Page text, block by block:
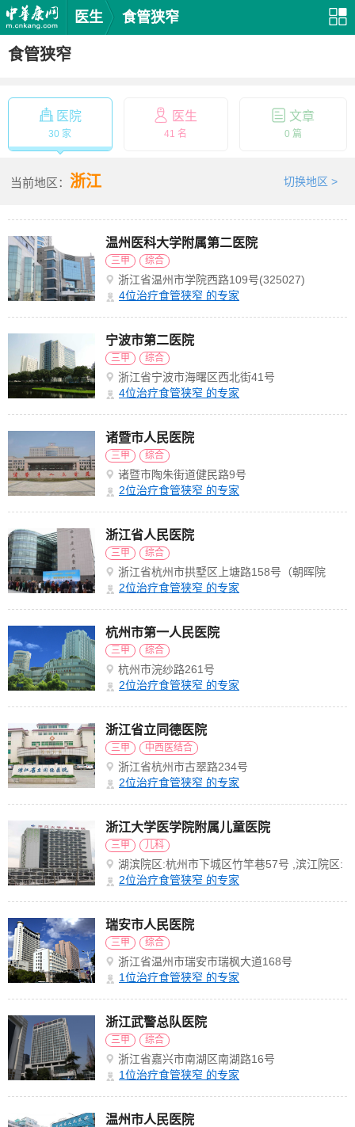
医生 食管狭窄
食管狭窄
医院
30 家
医生
41 名
文章
0 篇
当前地区： 浙江 切换地区 >
温州医科大学附属第二医院
三甲 综合
浙江省温州市学院西路109号(325027)
4位治疗食管狭窄 的专家
宁波市第二医院
三甲 综合
浙江省宁波市海曙区西北街41号
4位治疗食管狭窄 的专家
诸暨市人民医院
三甲 综合
诸暨市陶朱街道健民路9号
2位治疗食管狭窄 的专家
浙江省人民医院
三甲 综合
浙江省杭州市拱墅区上塘路158号（朝晖院
区）
2位治疗食管狭窄 的专家
杭州市第一人民医院
三甲 综合
杭州市浣纱路261号
2位治疗食管狭窄 的专家
浙江省立同德医院
三甲 中西医结合
浙江省杭州市古翠路234号
2位治疗食管狭窄 的专家
浙江大学医学院附属儿童医院
三甲 儿科
湖滨院区:杭州市下城区竹竿巷57号 ,滨江院区:
滨江经济开发区滨盛路3333号
2位治疗食管狭窄 的专家
瑞安市人民医院
三甲 综合
浙江省温州市瑞安市瑞枫大道168号
1位治疗食管狭窄 的专家
浙江武警总队医院
三甲 综合
浙江省嘉兴市南湖区南湖路16号
1位治疗食管狭窄 的专家
温州市人民医院